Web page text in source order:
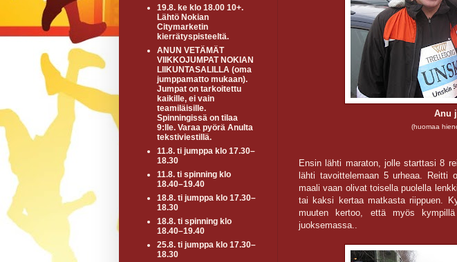
Anu
(huomaa
Ensin lähti maraton, jolle starttasi 8
lähti tavoittelemaan 5 urheaa.
maali vaan olivat toisella puolella
tai kaksi kertaa matkasta riippuen.
muuten kertoo, että myös
juoksemassa..
19.8. ke klo 18.00 10+.
Lähtö Nokian
Citymarketin
kierrätyspisteeltä.
ANUN VETÄMÄT
VIIKKOJUMPAT NOKIAN
LIIKUNTASALILLA (oma
jumppamatto mukaan).
Jumpat on tarkoitettu
kaikille, ei vain
teamiläisille.
Spinningissä on tilaa
9:lle. Varaa pyörä Anulta
tekstiviestillä.
11.8. ti jumppa klo 17.30–
18.30
11.8. ti spinning klo
18.40–19.40
18.8. ti jumppa klo 17.30–
18.30
18.8. ti spinning klo
18.40–19.40
25.8. ti jumppa klo 17.30–
18.30